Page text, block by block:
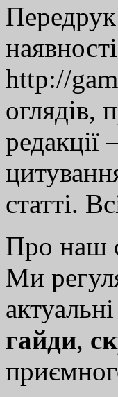
http://
оглядів,
редакції
статті.
Про наш
Ми
актуальні
гайди,